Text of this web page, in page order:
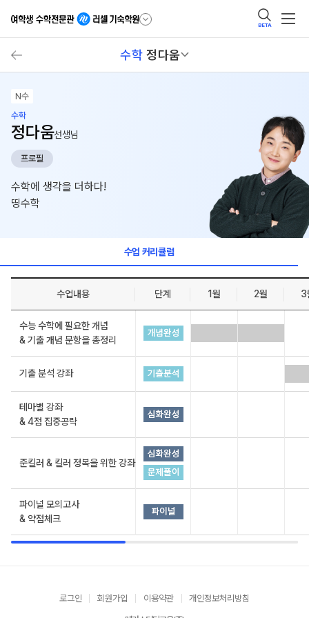
BETA
수학 정다움
N수
수학
정다움선생님
프로필
수학에 생각을 더하다!
띵수학
수업 커리큘럼
수업내용 단계 1월 2월 3
수능 수학에 필요한 개념
& 기출 개념 문항을 총정리
기출 분석 강좌
테마별 강좌
& 4점 집중공략
준킬러 & 킬러 정복을 위한 강좌
파이널 모의고사
& 약점체크
로그인 회원가입 이용약관 개인정보처리방침